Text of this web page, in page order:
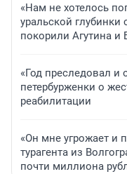
«Нам не хотелось
уральской
покорили Агутина и
«Год преследовал и
петербурженки о
реабилитации
«Он мне угрожает и
турагента из
почти миллиона